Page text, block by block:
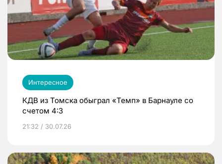
Интересное
КДВ из Томска обыграл «Темп» в Барнауле со
счетом 4:3
21:32 / 30.07.26